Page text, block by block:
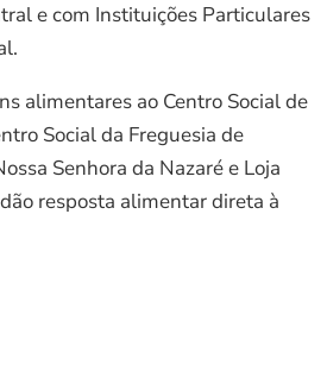
e com Instituições Particulares
alimentares ao Centro Social de
Social da Freguesia de
Senhora da Nazaré e Loja
resposta alimentar direta à